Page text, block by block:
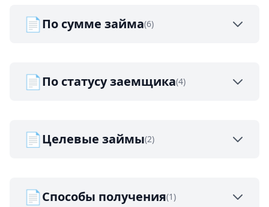
📄По сумме займа(6)
📄По статусу заемщика(4)
📄Целевые займы(2)
📄Способы получения(1)